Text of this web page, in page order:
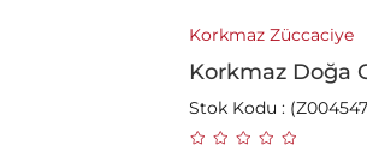
Korkmaz Züccaciye
Korkmaz Doğa
Stok Kodu